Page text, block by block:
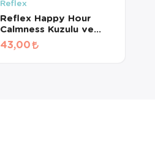
Reflex
Reflex Happy Hour
Calmness Kuzulu ve
Kızılcıklı Kedi Ödül
Maması 60 Gr
43,00